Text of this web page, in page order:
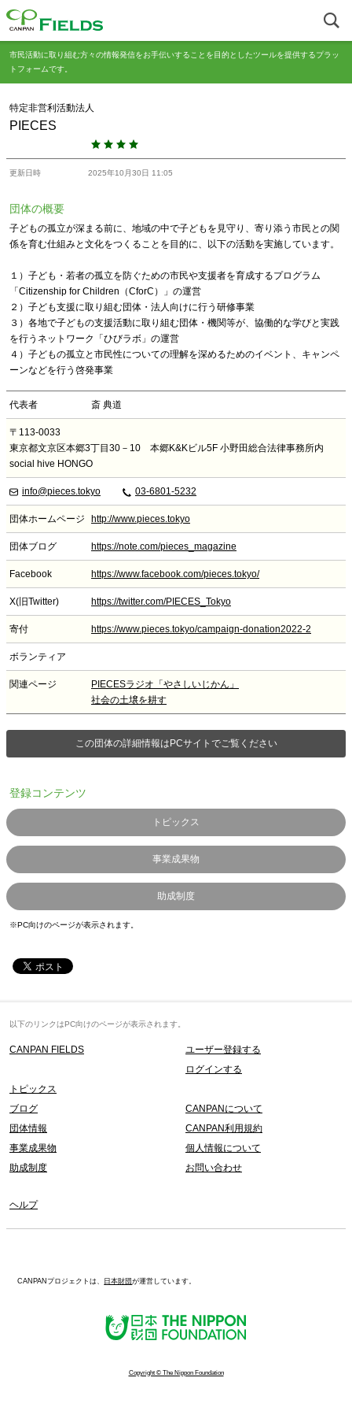
市民活動に取り組む方々の情報発信をお手伝いすることを目的としたツールを提供するプラッ
トフォームです。
特定非営利活動法人
PIECES
更新日時 2025年10月30日 11:05
団体の概要
子どもの孤立が深まる前に、地域の中で子どもを見守り、寄り添う市民との関
係を育む仕組みと文化をつくることを目的に、以下の活動を実施しています。
１）子ども・若者の孤立を防ぐための市民や支援者を育成するプログラム
「Citizenship for Children（CforC）」の運営
２）子ども支援に取り組む団体・法人向けに行う研修事業
３）各地で子どもの支援活動に取り組む団体・機関等が、協働的な学びと実践
を行うネットワーク「ひびラボ」の運営
４）子どもの孤立と市民性についての理解を深めるためのイベント、キャンペ
ーンなどを行う啓発事業
代表者 斎 典道
〒113-0033
東京都文京区本郷3丁目30－10 本郷K&Kビル5F 小野田総合法律事務所内
social hive HONGO
info@pieces.tokyo 03-6801-5232
団体ホームページ http://www.pieces.tokyo
団体ブログ https://note.com/pieces_magazine
Facebook https://www.facebook.com/pieces.tokyo/
X(旧Twitter) https://twitter.com/PIECES_Tokyo
寄付 https://www.pieces.tokyo/campaign-donation2022-2
ボランティア
関連ページ
PIECESラジオ「やさしいじかん」
社会の土壌を耕す
この団体の詳細情報はPCサイトでご覧ください
登録コンテンツ
トピックス
事業成果物
助成制度
※PC向けのページが表示されます。
以下のリンクはPC向けのページが表示されます。
CANPAN FIELDS
ユーザー登録する
ログインする
トピックス
ブログ
団体情報
事業成果物
助成制度
CANPANについて
CANPAN利用規約
個人情報について
お問い合わせ
ヘルプ
CANPANプロジェクトは、 日本財団が運営しています。
Copyright © The Nippon Foundation